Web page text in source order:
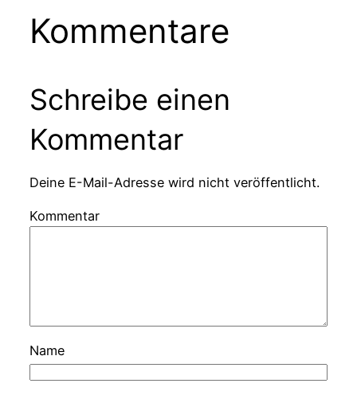
Kommentare
Schreibe einen
Kommentar
Deine E-Mail-Adresse wird nicht veröffentlicht.
Kommentar
Name